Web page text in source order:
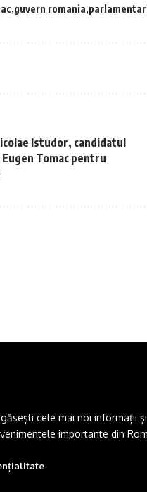
guvern romania
Istudor, candidatul
Tomac pentru
cele mai noi informații
importante din